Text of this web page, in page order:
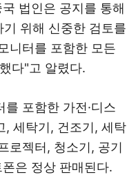
법인은 공지를 통해
위해 신중한 검토를
니터를 포함한 모든
다"고 알렸다.
를 포함한 가전·디스
, 세탁기, 건조기, 세탁
로젝터, 청소기, 공기
은 정상 판매된다.